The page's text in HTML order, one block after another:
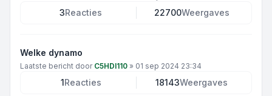
3Reacties 22700Weergaves
Welke dynamo
Laatste bericht door C5HDI110 » 01 sep 2024 23:34
1Reacties 18143Weergaves